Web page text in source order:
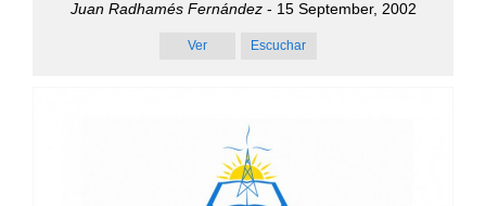
Juan Radhamés Fernández- 15 September, 2002
Ver Escuchar